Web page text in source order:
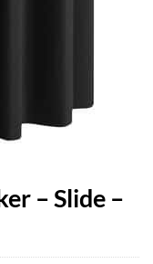
– Slide –